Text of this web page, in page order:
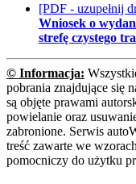
[PDF - uzupełnij
Wniosek o
strefę czystego
© Informacja:
pobrania znajdujące się
są objęte prawami
powielanie oraz
zabronione. Serwis
treść zawarte we
pomocniczy do użytku